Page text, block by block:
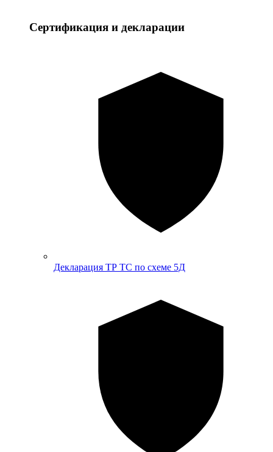
Сертификация и декларации
Декларация ТР ТС по схеме 5Д